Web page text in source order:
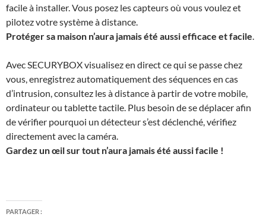
facile à installer. Vous posez les capteurs où vous voulez et
pilotez votre système à distance.
Protéger sa maison n’aura jamais été aussi efficace et facile.
AvecSECURYBOXvisualisez en direct ce qui se passe chez
vous, enregistrez automatiquement des séquences en cas
d’intrusion, consultez les à distance à partir de votre mobile,
ordinateur ou tablette tactile. Plus besoin de se déplacer afin
de vérifier pourquoi un détecteur s’est déclenché, vérifiez
directement avec la caméra.
Gardez un œil sur tout n’aura jamais été aussi facile !
PARTAGER :